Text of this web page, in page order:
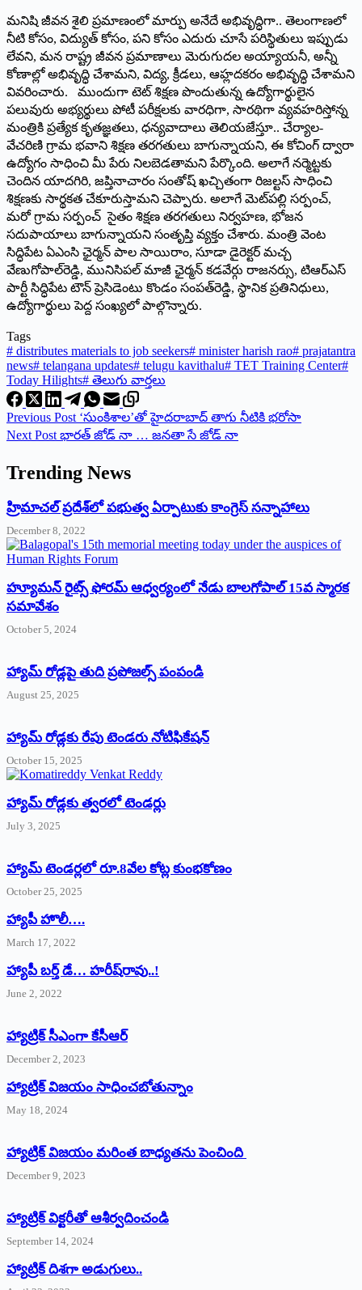
మనిషి జీవన శైలి ప్రమాణంలో మార్పు అనేదే అభివృద్ధిగా.. తెలంగాణలో
నీటి కోసం, విద్యుత్‌ ‌కోసం, పని కోసం ఎదురు చూసే పరిస్థితులు ఇప్పుడు
లేవని, మన రాష్ట్ర జీవన ప్రమాణాలు మెరుగుదల అయ్యాయనీ, అన్నీ
కోణాల్లో అభివృద్ధి చేశామని, విద్య, క్రీడలు, ఆహ్లదకరం అభివృద్ధి చేశామని
వివరించారు. ముందుగా టెట్‌ ‌శిక్షణ పొందుతున్న ఉద్యోగార్థులైన
పలువురు అభ్యర్థులు పోటీ పరీక్షలకు వారధిగా, సారథిగా వ్యవహరిస్తోన్న
మంత్రికి ప్రత్యేక కృతజ్ఞతలు, ధన్యవాదాలు తెలియజేస్తూ.. చేర్యాల-
వేచరిణి గ్రామ భవాని శిక్షణ తరగతులు బాగున్నాయని, ఈ కోచింగ్‌ ‌ద్వారా
ఉద్యోగం సాధించి మీ పేరు నిలబెడతామని పేర్కొంది. అలాగే నర్మెట్టకు
చెందిన యాదగిరి, జప్తినాచారం సంతోష్‌ ‌ఖచ్చితంగా రిజల్టస్ ‌సాధించి
శిక్షణకు సార్థకత చేకూరుస్తామని చెప్పారు. అలాగే మెట్‌పల్లి సర్పంచ్‌,
‌మరో గ్రామ సర్పంచ్‌ ‌సైతం శిక్షణ తరగతులు నిర్వహణ, భోజన
సదుపాయాలు బాగున్నాయని సంతృప్తి వ్యక్తం చేశారు. మంత్రి వెంట
సిద్ధిపేట ఏఎంసి ఛైర్మన్‌ ‌పాల సాయిరాం, సూడా డైరెక్టర్‌ ‌మచ్చ
వేణుగోపాల్‌రెడ్డి, మునిసిపల్‌ ‌మాజీ ఛైర్మన్‌ ‌కడవేర్గు రాజనర్సు, టిఆర్‌ఎస్‌
‌పార్టీ సిద్ధిపేట టౌన్‌ ‌ప్రెసిడెంటు కొండం సంపత్‌రెడ్డి, స్థానిక ప్రతినిధులు,
ఉద్యోగార్థులు పెద్ద సంఖ్యలో పాల్గొన్నారు.
Tags
# distributes materials to job seekers# minister harish rao# prajatantra
news# telangana updates# telugu kavithalu# TET Training Center#
Today Hilights# తెలుగు వార్తలు
Previous Post ‘‌సుంకిశాల’తో హైదరాబాద్‌ ‌తాగు నీటికి భరోసా
Next Post భారత్‌ ‌జోడ్‌ ‌నా … జనతా సే జోడ్‌ ‌నా
Trending News
‌హ్రిమాచల్‌ ‌ప్రదేశ్‌లో పభుత్వ ఏర్పాటుకు కాంగ్రెస్‌ ‌సన్నాహాలు
December 8, 2022
హ్యూమన్‌ రైట్స్‌ ఫోరమ్‌ ఆధ్వర్యంలో నేడు బాలగోపాల్‌ 15వ స్మారక
సమావేశం
October 5, 2024
హ్యామ్‌ రోడ్లపై తుది ప్రపోజల్స్‌ పంపండి
August 25, 2025
హ్యామ్‌ రోడ్లకు రేపు టెండరు నోటిఫికేషన్‌
October 15, 2025
హ్యామ్‌ రోడ్లకు త్వరలో టెండర్లు
July 3, 2025
హ్యామ్‌ ‌టెండర్లలో రూ.8వేల కోట్ల కుంభకోణం
October 25, 2025
హ్యాపీ హొలీ….
March 17, 2022
హ్యాపీ బర్త్ ‌డే… హరీష్‌రావు..!
June 2, 2022
హ్యాట్రిక్‌ ‌సీఎంగా కేసీఆర్‌
December 2, 2023
హ్యాట్రిక్‌ విజయం సాధించబోతున్నాం
May 18, 2024
హ్యాట్రిక్ విజయం మరింత బాధ్యతను పెంచింది
December 9, 2023
హ్యాట్రిక్‌ ‌విక్టరీతో ఆశీర్వదించండి
September 14, 2024
‌హ్యాట్రిక్‌ ‌దిశగా అడుగులు..